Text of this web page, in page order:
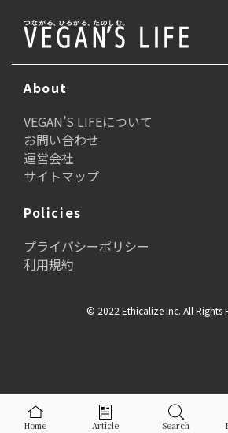
Home Article Search
About
VEGAN’S LIFEについて
お問い合わせ
運営会社
サイトマップ
Policies
プライバシーポリシー
利用規約
© 2022 Ethicalize Inc. All Rights